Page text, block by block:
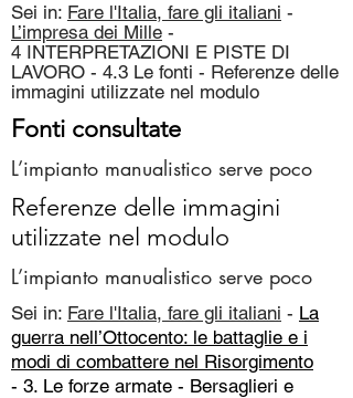
Sei in: Fare l'Italia, fare gli italiani -
L’impresa dei Mille -
4 INTERPRETAZIONI E PISTE DI
LAVORO - 4.3 Le fonti - Referenze delle
immagini utilizzate nel modulo
Fonti consultate
L’impianto manualistico serve poco
Referenze delle immagini
utilizzate nel modulo
L’impianto manualistico serve poco
Sei in: Fare l'Italia, fare gli italiani - La
guerra nell’Ottocento: le battaglie e i
modi di combattere nel Risorgimento
- 3. Le forze armate - Bersaglieri e